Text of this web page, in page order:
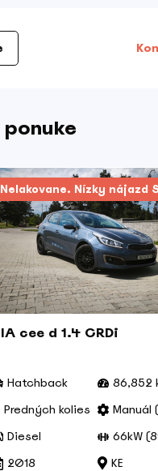
Nelakovane. Nízky nájazd
cee d 1.4 CRDi
Hatchback
86,852
Predných kolies
Manuál
Diesel
66kW
2018
KE